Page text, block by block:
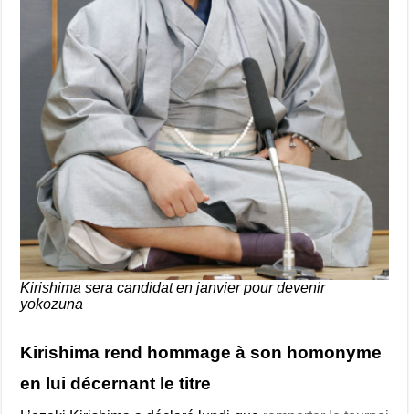
Kirishima sera candidat en janvier pour devenir
yokozuna
Kirishima rend hommage à son homonyme
en lui décernant le titre